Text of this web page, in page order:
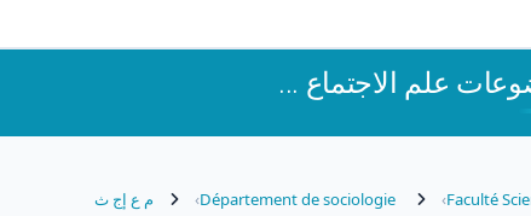
علم الاجتماع ...
Faculté م ع إج ث